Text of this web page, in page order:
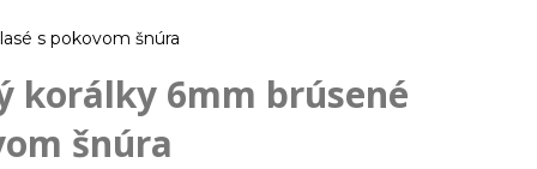
s pokovom šnúra
korálky 6mm brúsené
šnúra